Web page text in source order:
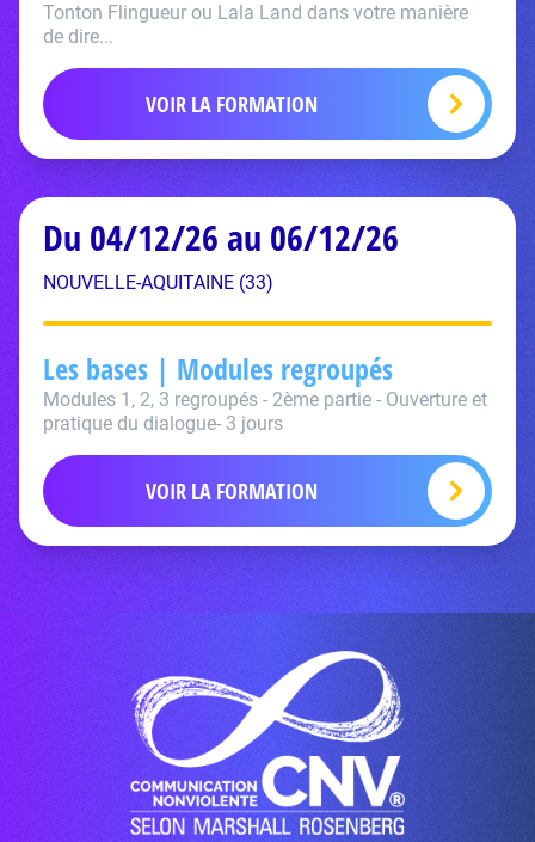
Tonton Flingueur ou Lala Land dans votre manière
de dire...
VOIR LA FORMATION
Du 04/12/26 au 06/12/26
NOUVELLE-AQUITAINE (33)
Les bases | Modules regroupés
Modules 1, 2, 3 regroupés - 2ème partie - Ouverture et
pratique du dialogue- 3 jours
VOIR LA FORMATION